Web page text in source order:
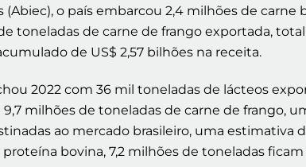
o país embarcou 2,4 milhões de carne
toneladas de carne de frango exportada,
de US$ 2,57 bilhões na receita.
2022 com 36 mil toneladas de lácteos
milhões de toneladas de carne de frango,
ao mercado brasileiro, uma estimativa
bovina, 7,2 milhões de toneladas